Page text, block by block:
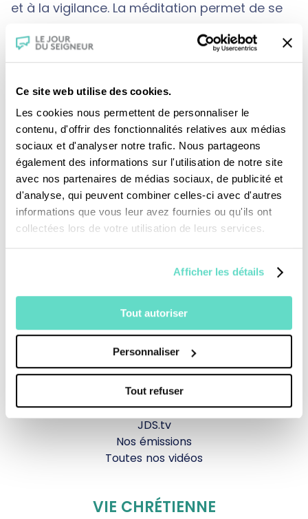
Ce site web utilise des cookies.
Les cookies nous permettent de personnaliser le
contenu, d'offrir des fonctionnalités relatives aux médias
sociaux et d'analyser notre trafic. Nous partageons
également des informations sur l'utilisation de notre site
avec nos partenaires de médias sociaux, de publicité et
d'analyse, qui peuvent combiner celles-ci avec d'autres
informations que vous leur avez fournies ou qu'ils ont
collectées lors de votre utilisation de leurs services.
Afficher les détails
Tout autoriser
Personnaliser
Tout refuser
et à la vigilance. La méditation permet de se
sentir vivant et Dieu de déployer sa liberté
intérieure.
Je fais un don
Revoir la messe du 02 août 2026
TOUS NOS PROGRAMMES
La messe
Magazine Le Jour du Seigneur
Parole Inattendue
Tous Frères
Générations Laudato Si’
Agenda Culturel
JDS.tv
Nos émissions
Toutes nos vidéos
VIE CHRÉTIENNE